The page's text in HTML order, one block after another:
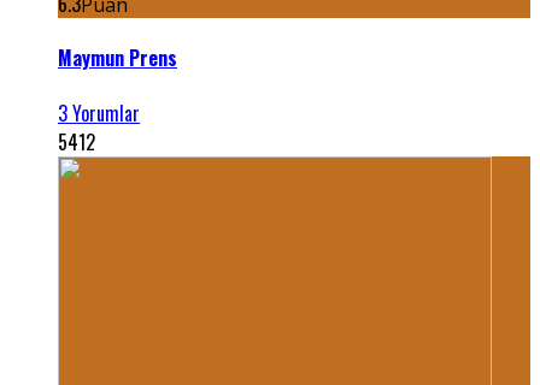
Maymun Prens
3 Yorumlar
5412